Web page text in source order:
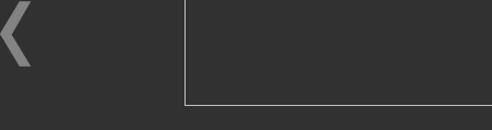
Главная
Радужане голосовали активно
Радужане голосовали активно